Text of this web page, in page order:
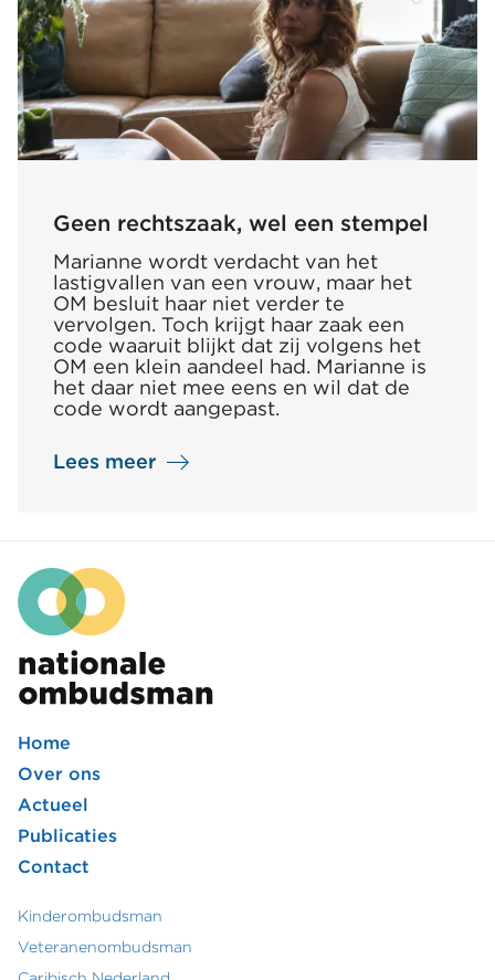
kwam
Geen rechtszaak, wel een stempel
Marianne wordt verdacht van het
lastigvallen van een vrouw, maar het
OM besluit haar niet verder te
vervolgen. Toch krijgt haar zaak een
code waaruit blijkt dat zij volgens het
OM een klein aandeel had. Marianne is
het daar niet mee eens en wil dat de
code wordt aangepast.
Lees meer
over
een
stempel
Footer
hoofdmenu
Home
Over ons
Actueel
Publicaties
Contact
Footer
Kinderombudsman
Veteranenombudsman